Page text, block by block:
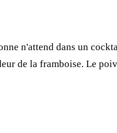
n'attend dans un
de la framboise. Le